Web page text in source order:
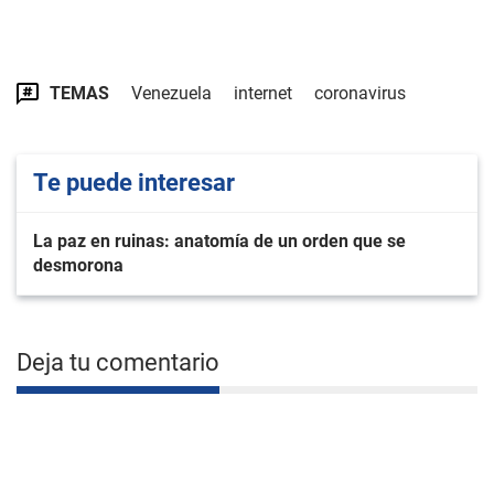
TEMAS Venezuela internet coronavirus
Te puede interesar
La paz en ruinas: anatomía de un orden que se
desmorona
Deja tu comentario